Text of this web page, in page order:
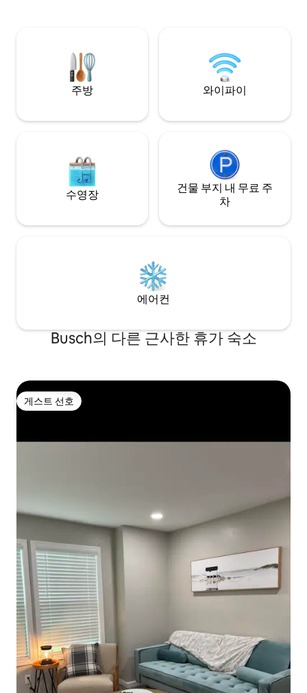
으로 나뉘어 있으며, 각 오두막 사이에 커다
란 현관과 통로로 연결되어 있습니다.
프링스 시내까지 5
주방 와이파이
수영장
건물 부지 내 무료 주
차
에어컨
Busch의 다른 근사한 휴가 숙소
게스트 선호
게스트 선호